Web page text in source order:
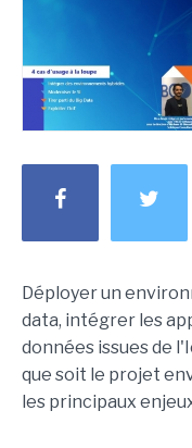
Déployer un
data, intégrer les
données issues de
que soit le projet
les principaux